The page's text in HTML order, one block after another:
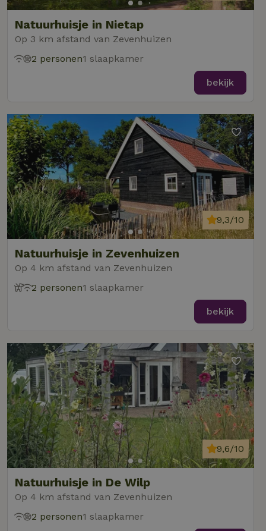
Natuurhuisje in Nietap
Op 3 km afstand van Zevenhuizen
2 personen1 slaapkamer
bekijk
Natuurhuisje in Zevenhuizen
Op 4 km afstand van Zevenhuizen
9,3/10
2 personen1 slaapkamer
bekijk
Natuurhuisje in De Wilp
Op 4 km afstand van Zevenhuizen
9,6/10
2 personen1 slaapkamer